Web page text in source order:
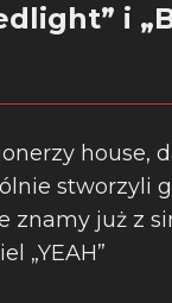
i
house,
stworzyli
znamy już z
„YEAH”